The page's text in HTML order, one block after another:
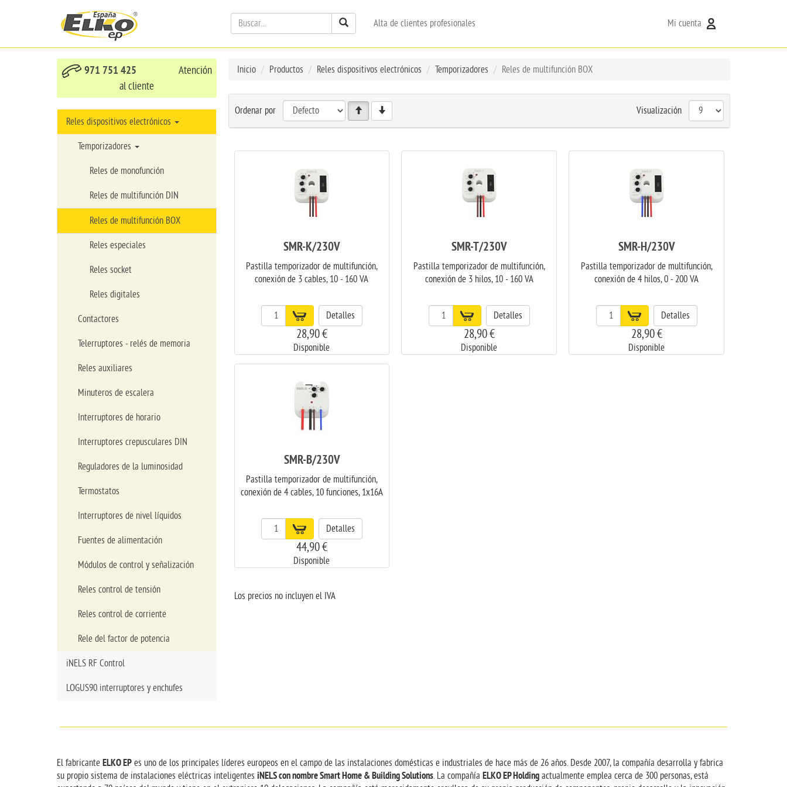
Mi cuenta
Alta de clientes profesionales
971 751 425 Atención
al cliente
Reles dispositivos electrónicos
Temporizadores
Reles de monofunción
Reles de multifunción DIN
Reles de multifunción BOX
Reles especiales
Reles socket
Reles digitales
Contactores
Telerruptores - relés de memoria
Reles auxiliares
Minuteros de escalera
Interruptores de horario
Interruptores crepusculares DIN
Reguladores de la luminosidad
Termostatos
Interruptores de nivel líquidos
Fuentes de alimentación
Módulos de control y señalización
Reles control de tensión
Reles control de corriente
Rele del factor de potencia
iNELS RF Control
LOGUS90 interruptores y enchufes
Inicio Productos Reles dispositivos electrónicos Temporizadores Reles de multifunción BOX
Ordenar por Visualización
SMR-K/230V
Pastilla temporizador de multifunción,
conexión de 3 cables, 10 - 160 VA
Detalles
28,90 €
Disponible
SMR-T/230V
Pastilla temporizador de multifunción,
conexión de 3 hilos, 10 - 160 VA
Detalles
28,90 €
Disponible
SMR-H/230V
Pastilla temporizador de multifunción,
conexión de 4 hilos, 0 - 200 VA
Detalles
28,90 €
Disponible
SMR-B/230V
Pastilla temporizador de multifunción,
conexión de 4 cables, 10 funciones, 1x16A
Detalles
44,90 €
Disponible
Los precios no incluyen el IVA
El fabricante ELKO EP es uno de los principales líderes europeos en el campo de las instalaciones domésticas e industriales de hace más de 26 años. Desde 2007, la compañía desarrolla y fabrica
su propio sistema de instalaciones eléctricas inteligentes iNELS con nombre Smart Home & Building Solutions. La compañía ELKO EP Holding actualmente emplea cerca de 300 personas, está